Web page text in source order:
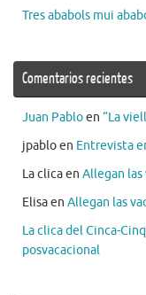
Tres ababols mui
Comentarios recientes
Juan Pabloen “La
jpabloen Entrevista
La clicaen Allegan las
Elisaen Allegan las
La clica del Cinca-
posvacacional